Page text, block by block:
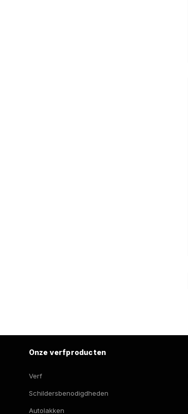
Onze verfproducten
Verf
Schildersbenodigdheden
Autolakken